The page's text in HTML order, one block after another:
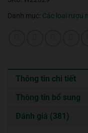
Danh mục: Các loại rượu
Thông tin chi tiết
Thông tin bổ sung
Đánh giá (381)